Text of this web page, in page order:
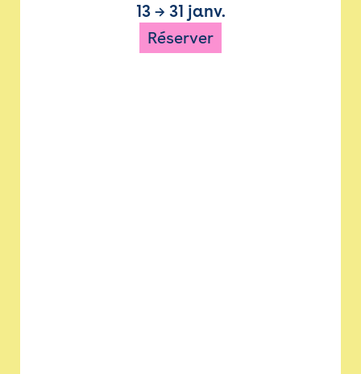
13→ 31 janv.
Réserver